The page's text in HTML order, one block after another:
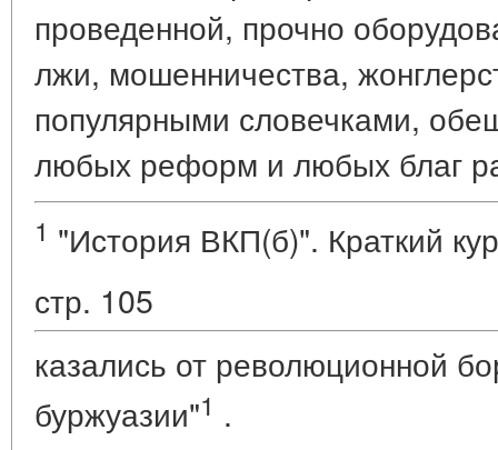
проведенной, прочно
лжи, мошенничества,
популярными словечками,
любых реформ и любых благ
1 "История ВКП(б)". Краткий
стр. 105
казались от революционной
буржуазии"1 .